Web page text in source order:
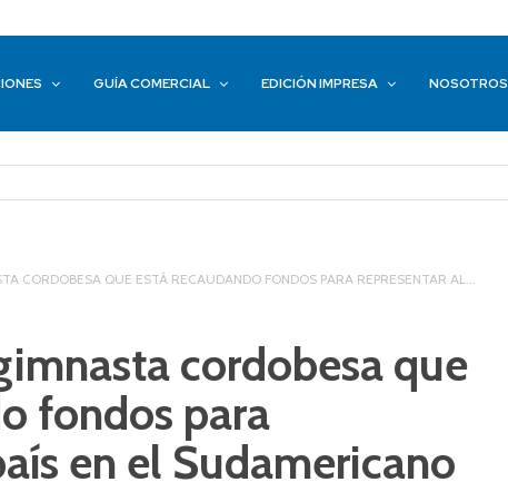
GUÍA COMERCIAL EDICIÓN IMPRESA NOSOTROS
CORDOBESA QUE ESTÁ RECAUDANDO FONDOS PARA REPRESENTAR AL...
cordobesa que
fondos para
en el Sudamericano